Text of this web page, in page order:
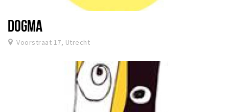
DOGMA
Voorstraat 17, Utrecht